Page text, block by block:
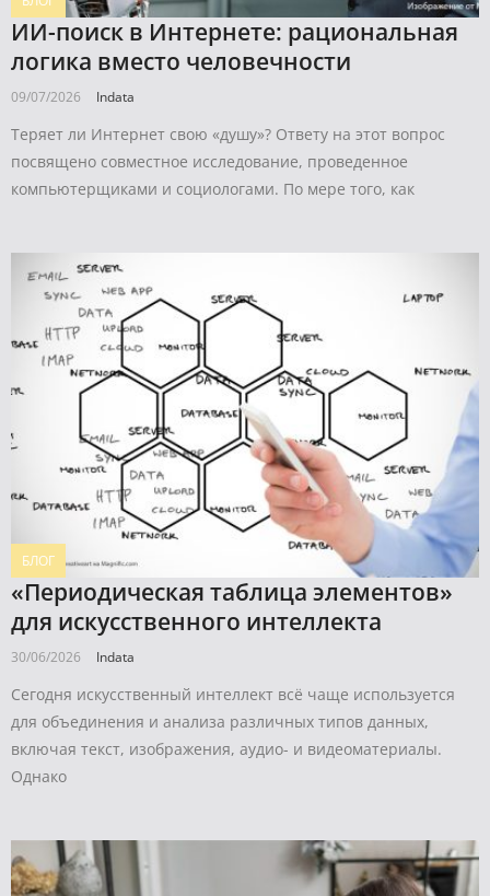
ИИ-поиск в Интернете: рациональная
логика вместо человечности
09/07/2026 Indata
Теряет ли Интернет свою «душу»? Ответу на этот вопрос
посвящено совместное исследование, проведенное
компьютерщиками и социологами. По мере того, как
БЛОГ
«Периодическая таблица элементов»
для искусственного интеллекта
30/06/2026 Indata
Сегодня искусственный интеллект всё чаще используется
для объединения и анализа различных типов данных,
включая текст, изображения, аудио- и видеоматериалы.
Однако